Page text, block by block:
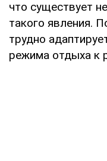
что существует
такого явления.
трудно
режима отдыха к